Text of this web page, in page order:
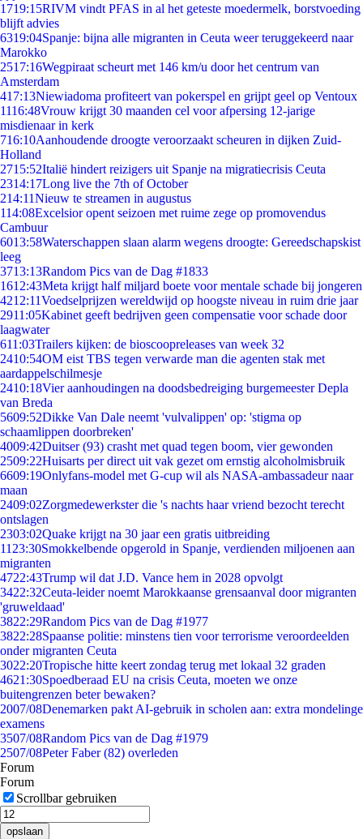
1719:15RIVM vindt PFAS in al het geteste moedermelk, borstvoeding
blijft advies
6319:04Spanje: bijna alle migranten in Ceuta weer teruggekeerd naar
Marokko
2517:16Wegpiraat scheurt met 146 km/u door het centrum van
Amsterdam
417:13Niewiadoma profiteert van pokerspel en grijpt geel op Ventoux
1116:48Vrouw krijgt 30 maanden cel voor afpersing 12-jarige
misdienaar in kerk
716:10Aanhoudende droogte veroorzaakt scheuren in dijken Zuid-
Holland
2715:52Italië hindert reizigers uit Spanje na migratiecrisis Ceuta
2314:17Long live the 7th of October
214:11Nieuw te streamen in augustus
114:08Excelsior opent seizoen met ruime zege op promovendus
Cambuur
6013:58Waterschappen slaan alarm wegens droogte: Gereedschapskist
leeg
3713:13Random Pics van de Dag #1833
1612:43Meta krijgt half miljard boete voor mentale schade bij jongeren
4212:11Voedselprijzen wereldwijd op hoogste niveau in ruim drie jaar
2911:05Kabinet geeft bedrijven geen compensatie voor schade door
laagwater
611:03Trailers kijken: de bioscoopreleases van week 32
2410:54OM eist TBS tegen verwarde man die agenten stak met
aardappelschilmesje
2410:18Vier aanhoudingen na doodsbedreiging burgemeester Depla
van Breda
5609:52Dikke Van Dale neemt 'vulvalippen' op: 'stigma op
schaamlippen doorbreken'
4009:42Duitser (93) crasht met quad tegen boom, vier gewonden
2509:22Huisarts per direct uit vak gezet om ernstig alcoholmisbruik
6609:19Onlyfans-model met G-cup wil als NASA-ambassadeur naar
maan
2409:02Zorgmedewerkster die 's nachts haar vriend bezocht terecht
ontslagen
2303:02Quake krijgt na 30 jaar een gratis uitbreiding
11 23:30Smokkelbende opgerold in Spanje, verdienden miljoenen aan
migranten
4722:43Trump wil dat J.D. Vance hem in 2028 opvolgt
3422:32Ceuta-leider noemt Marokkaanse grensaanval door migranten
'gruweldaad'
3822:29Random Pics van de Dag #1977
3822:28Spaanse politie: minstens tien voor terrorisme veroordeelden
onder migranten Ceuta
3022:20Tropische hitte keert zondag terug met lokaal 32 graden
4621:30Spoedberaad EU na crisis Ceuta, moeten we onze
buitengrenzen beter bewaken?
2007/08Denemarken pakt AI-gebruik in scholen aan: extra mondelinge
examens
3507/08Random Pics van de Dag #1979
2507/08Peter Faber (82) overleden
Forum
Forum
Scrollbar gebruiken
opslaan